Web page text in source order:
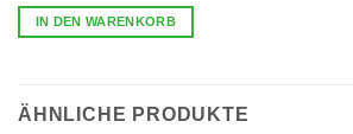
5
IN DEN WARENKORB
ÄHNLICHE PRODUKTE